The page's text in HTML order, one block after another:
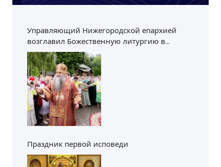
Управляющий Нижегородской епархией
возглавил Божественную литургию в
Пантелеимоновском храме Приокского
благочиния
Праздник первой исповеди